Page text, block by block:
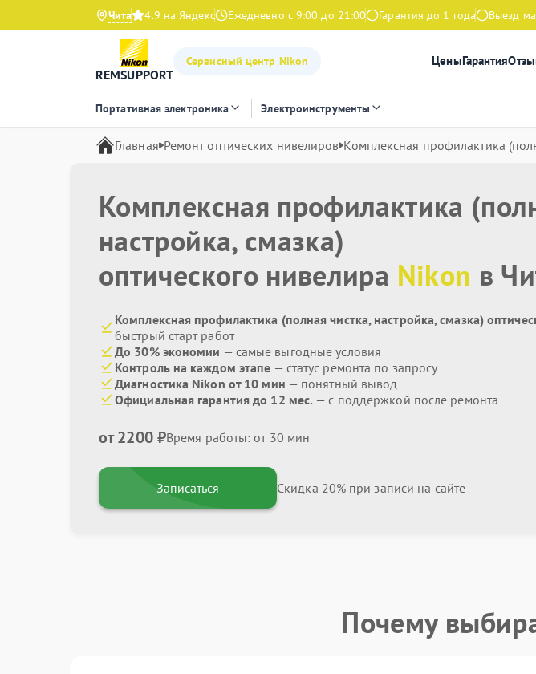
Чита 4.9 на Яндекс Ежедневно с 9:00 до 21:00 Гарантия до 1 года Выезд
REMSUPPORT
Сервисный центр Nikon ЦеныГарантия
Портативная электроника Электроинструменты
Главная Ремонт оптических нивелиров Комплексная профилактика
Комплексная профилактика
настройка, смазка)
оптического нивелира Nikon в
Комплексная профилактика (полная чистка, настройка, смазка)
быстрый старт работ
До 30% экономии — самые выгодные условия
Контроль на каждом этапе — статус ремонта по запросу
Диагностика Nikon от 10 мин — понятный вывод
Официальная гарантия до 12 мес. — с поддержкой после ремонта
от 2200 ₽Время работы: от 30 мин
Записаться Скидка 20% при записи на сайте
Почему